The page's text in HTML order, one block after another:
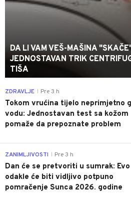
DA LI VAM VEŠ-MAŠINA
JEDNOSTAVAN TRIK
TIŠA
ZDRAVLJE Pre 3 h
Tokom vrućina tijelo neprimjetno
vodu: Jednostavan test sa kožom
pomaže da prepoznate problem
ZANIMLJIVOSTI Pre 3 h
Dan će se pretvoriti u sumrak: Evo
odakle će biti vidljivo potpuno
pomračenje Sunca 2026. godine